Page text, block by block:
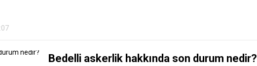
Bedelli askerlik hakkında son durum nedir?